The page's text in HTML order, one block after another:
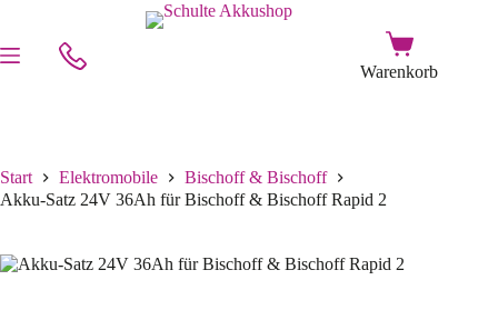
Start Elektromobile
Bischoff & Bischoff
Akku-Satz 24V 36Ah für Bischoff & Bischoff Rapid 2